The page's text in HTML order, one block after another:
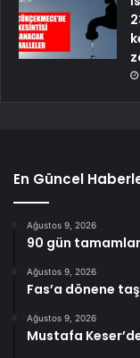
En Güncel
Ağustos 9, 2026
90 gün
Ağustos 9, 2026
Fas’a dönene taş
Ağustos 9, 2026
Mustafa